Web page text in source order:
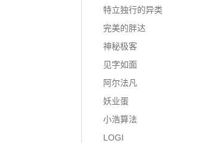
特立独行的异类
完美的胖达
神秘极客
见字如面
阿尔法凡
妖业蛋
小浩算法
LOGI